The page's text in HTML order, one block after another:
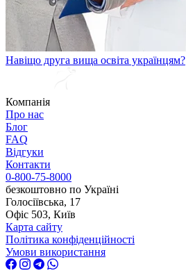
Навіщо друга вища освіта українцям?
Компанія
Про нас
Блог
FAQ
Відгуки
Контакти
0-800-75-8000
безкоштовно по Україні
Голосіївська, 17
Офіс 503, Київ
Карта сайту
Політика конфіденційності
Умови використання